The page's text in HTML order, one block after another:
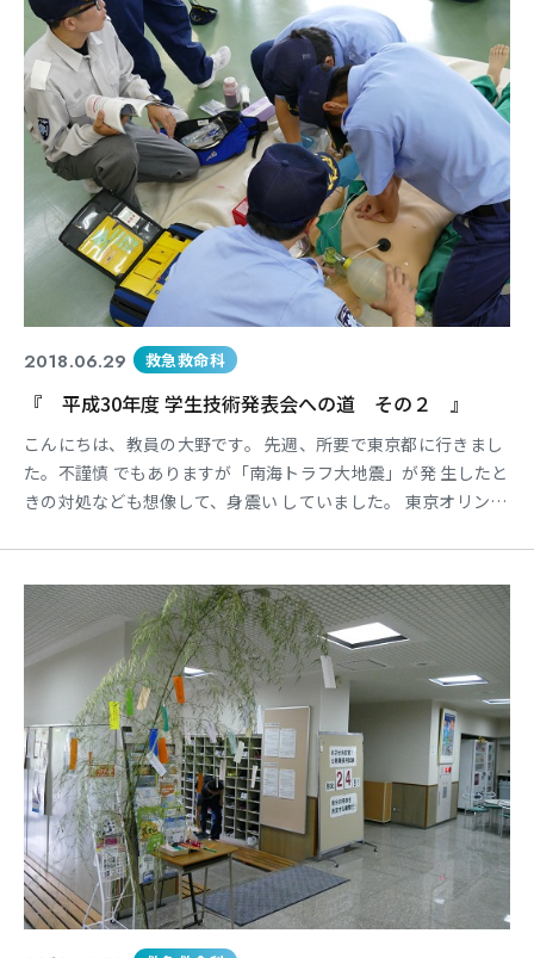
ってきますが・・・
2018.06.29 救急救命科
『 平成30年度 学生技術発表会への道 その２ 』
こんにちは、教員の大野です。 先週、所要で東京都に行きまし
た。不謹慎 でもありますが「南海トラフ大地震」が発 生したと
きの対処なども想像して、身震い していました。 東京オリンピ
す。 本日も2年生はシミュレーション実習のま とめである「学
生技術選手権」の事前トレ ーニングを行っていま